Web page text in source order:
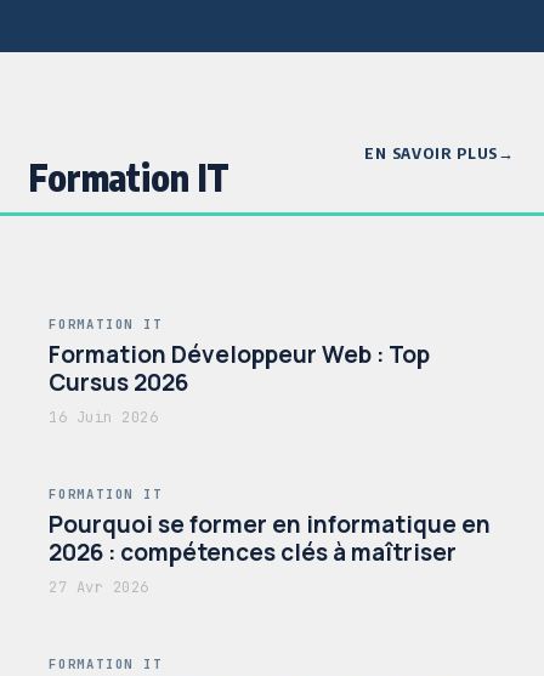
Formation IT
EN SAVOIR PLUS
FORMATION IT
Formation Développeur Web : Top
Cursus 2026
16 Juin 2026
FORMATION IT
Pourquoi se former en informatique en
2026 : compétences clés à maîtriser
27 Avr 2026
FORMATION IT